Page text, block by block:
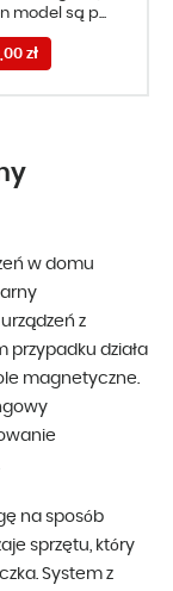
model są p...
zł
w domu
z
przypadku działa
magnetyczne.
na sposób
sprzętu, który
System z